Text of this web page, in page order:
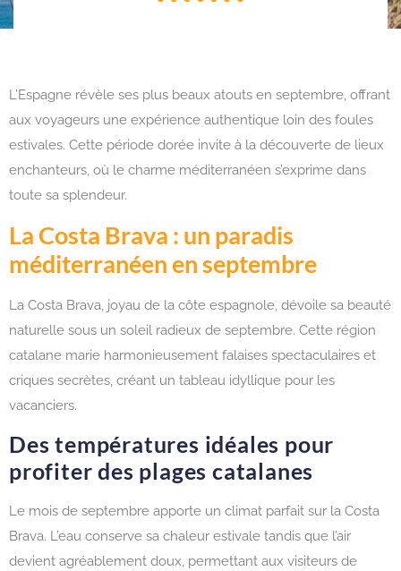
L’Espagne révèle ses plus beaux atouts en septembre, offrant
aux voyageurs une expérience authentique loin des foules
estivales. Cette période dorée invite à la découverte de lieux
enchanteurs, où le charme méditerranéen s’exprime dans
toute sa splendeur.
La Costa Brava : un paradis
méditerranéen en septembre
La Costa Brava, joyau de la côte espagnole, dévoile sa beauté
naturelle sous un soleil radieux de septembre. Cette région
catalane marie harmonieusement falaises spectaculaires et
criques secrètes, créant un tableau idyllique pour les
vacanciers.
Des températures idéales pour
profiter des plages catalanes
Le mois de septembre apporte un climat parfait sur la Costa
Brava. L’eau conserve sa chaleur estivale tandis que l’air
devient agréablement doux, permettant aux visiteurs de